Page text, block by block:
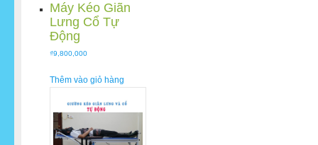
Máy Kéo Giãn
Lưng Cổ Tự
Động
₫9,800,000
Thêm vào giỏ hàng